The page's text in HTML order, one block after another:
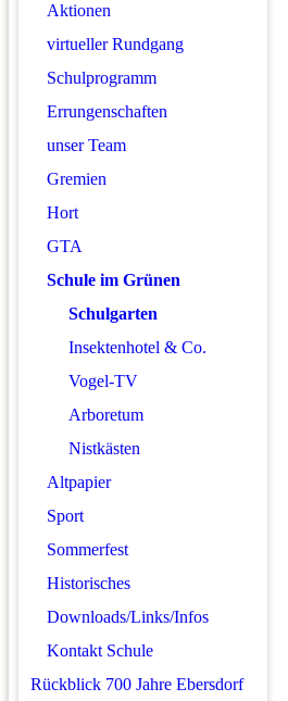
Aktionen
virtueller Rundgang
Schulprogramm
Errungenschaften
unser Team
Gremien
Hort
GTA
Schule im Grünen
Schulgarten
Insektenhotel & Co.
Vogel-TV
Arboretum
Nistkästen
Altpapier
Sport
Sommerfest
Historisches
Downloads/Links/Infos
Kontakt Schule
Rückblick 700 Jahre Ebersdorf